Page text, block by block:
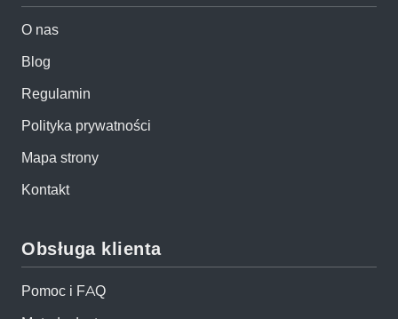
O nas
Blog
Regulamin
Polityka prywatności
Mapa strony
Kontakt
Obsługa klienta
Pomoc i FAQ